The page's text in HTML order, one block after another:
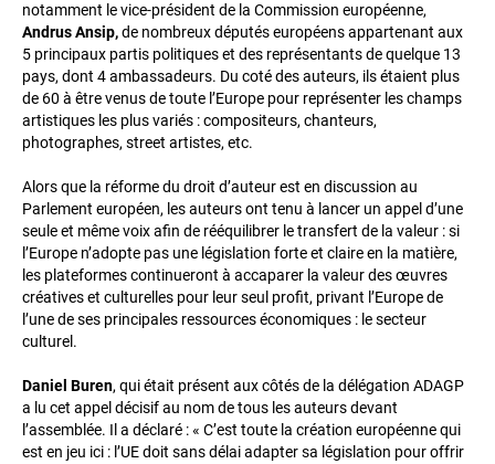
notamment le vice-président de la Commission européenne,
Andrus Ansip,de nombreux députés européens appartenant aux
5 principaux partis politiques et des représentants de quelque 13
pays, dont 4 ambassadeurs. Du coté des auteurs, ils étaient plus
de 60 à être venus de toute l’Europe pour représenter les champs
artistiques les plus variés : compositeurs, chanteurs,
photographes, street artistes, etc.
Alors que la réforme du droit d’auteur est en discussion au
Parlement européen, les auteurs ont tenu à lancer un appel d’une
seule et même voix afin de rééquilibrer le transfert de la valeur : si
l’Europe n’adopte pas une législation forte et claire en la matière,
les plateformes continueront à accaparer la valeur des œuvres
créatives et culturelles pour leur seul profit, privant l’Europe de
l’une de ses principales ressources économiques : le secteur
culturel.
Daniel Buren, qui était présent aux côtés de la délégation ADAGP
a lu cet appel décisif au nom de tous les auteurs devant
l’assemblée. Il a déclaré : « C’est toute la création européenne qui
est en jeu ici : l’UE doit sans délai adapter sa législation pour offrir